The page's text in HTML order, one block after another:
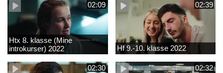
02:09
Htx 8. klasse (Mine
introkurser) 2022
02:39
Hf 9.-10. klasse 2022
02:30 02:32